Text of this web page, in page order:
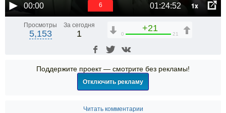
00:00 01:24:52 1x
6
Просмотры
5,153
За сегодня
1
+21
0 21
Поддержите проект — смотрите без рекламы!
Отключить рекламу
Читать комментарии